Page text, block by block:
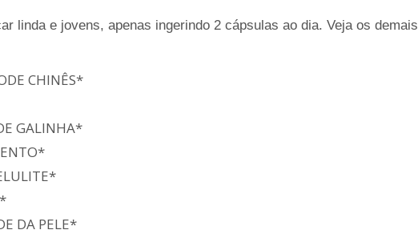
linda e jovens, apenas ingerindo 2 cápsulas ao dia. Veja os demais
CHINÊS*
GALINHA*
DA PELE*